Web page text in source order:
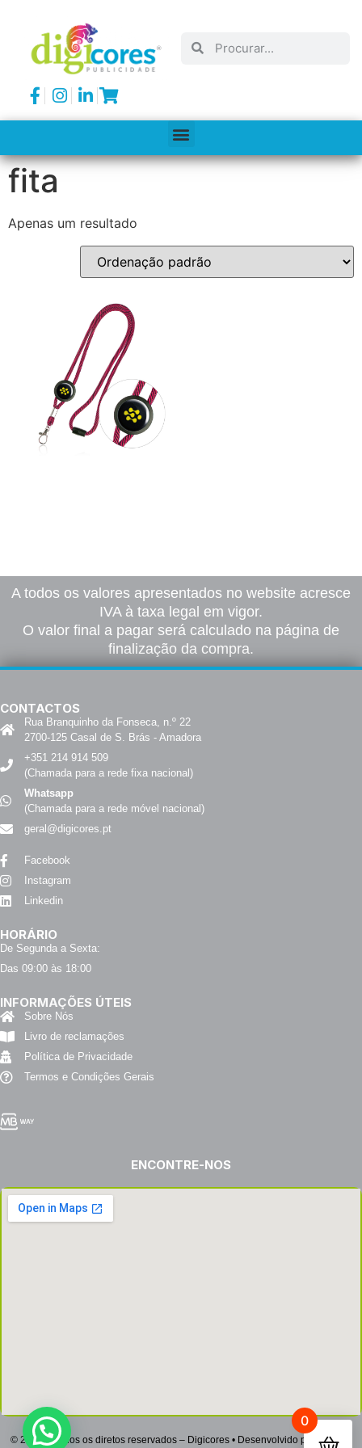
fita
Apenas um resultado
A todos os valores apresentados no website acresce
IVA à taxa legal em vigor.
O valor final a pagar será calculado na página de
finalização da compra.
CONTACTOS
Rua Branquinho da Fonseca, n.º 22
2700-125 Casal de S. Brás - Amadora
+351 214 914 509
(Chamada para a rede fixa nacional)
Whatsapp
(Chamada para a rede móvel nacional)
geral@digicores.pt
Facebook
Instagram
Linkedin
HORÁRIO
De Segunda a Sexta:
Das 09:00 às 18:00
INFORMAÇÕES ÚTEIS
Sobre Nós
Livro de reclamações
Política de Privacidade
Termos e Condições Gerais
ENCONTRE-NOS
© 2022 – Todos os diretos reservados – Digicores • Desenvolvido por Netsign
0